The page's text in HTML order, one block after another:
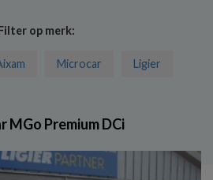
op merk:
Microcar Ligier
MGo Premium DCi